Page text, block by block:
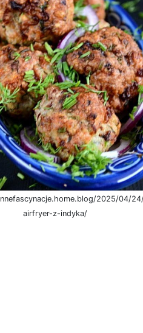
2025/04/
airfryer-z-indyka/